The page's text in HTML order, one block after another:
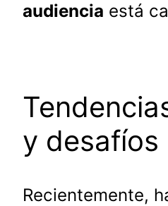
audiencia está
y desafíos
Recientemente,